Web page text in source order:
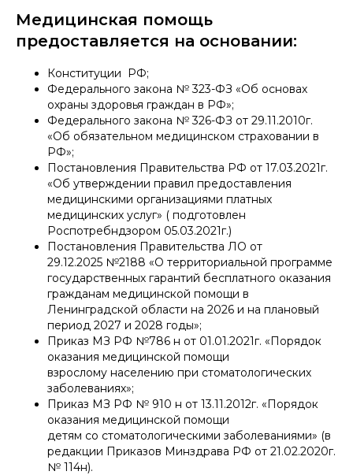
Медицинская помощь
предоставляется на основании:
Конституции РФ;
Федерального закона № 323-ФЗ «Об основах
охраны здоровья граждан в РФ»;
Федерального закона № 326-ФЗ от 29.11.2010г.
«Об обязательном медицинском страховании в
РФ»;
Постановления Правительства РФ от 17.03.2021г.
«Об утверждении правил предоставления
медицинскими организациями платных
медицинских услуг» ( подготовлен
Роспотребндзором 05.03.2021г.)
Постановления Правительства ЛО от
29.12.2025 №2188 «О территориальной программе
государственных гарантий бесплатного оказания
гражданам медицинской помощи в
Ленинградской области на 2026 и на плановый
период 2027 и 2028 годы»;
Приказ МЗ РФ №786 н от 01.01.2021г. «Порядок
оказания медицинской помощи
взрослому населению при стоматологических
заболеваниях»;
Приказ МЗ РФ № 910 н от 13.11.2012г. «Порядок
оказания медицинской помощи
детям со стоматологическими заболеваниями» (в
редакции Приказов Минздрава РФ от 21.02.2020г.
№ 114н).